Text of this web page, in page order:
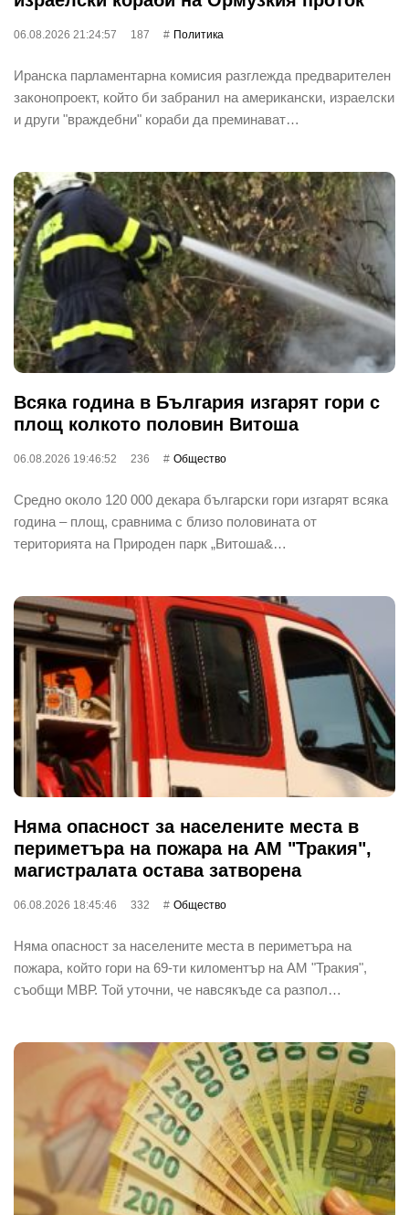
06.08.2026 21:24:57 187 Политика
Иранска парламентарна комисия разглежда предварителен
законопроект, който би забранил на американски, израелски
и други "враждебни" кораби да преминават…
Всяка година в България изгарят гори с
площ колкото половин Витоша
06.08.2026 19:46:52 236 Общество
Средно около 120 000 декара български гори изгарят всяка
година – площ, сравнима с близо половината от
територията на Природен парк „Витоша&…
Няма опасност за населените места в
периметъра на пожара на АМ "Тракия",
магистралата остава затворена
06.08.2026 18:45:46 332 Общество
Няма опасност за населените места в периметъра на
пожара, който гори на 69-ти киломентър на АМ "Тракия",
съобщи МВР. Той уточни, че навсякъде са разпол…